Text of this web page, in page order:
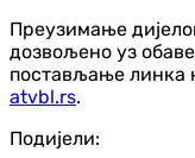
Преузимање
дозвољено уз
постављање линка
atvbl.rs.
Подијели: